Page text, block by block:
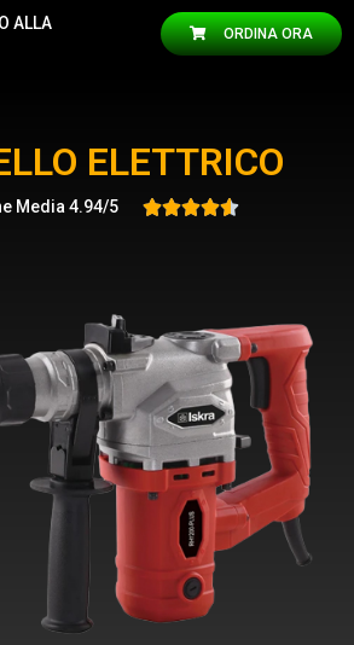
ALLA
ORDINA ORA
ELETTRICO
Media 4.94/5 